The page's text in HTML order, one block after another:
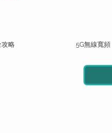
略 5G無線寬頻